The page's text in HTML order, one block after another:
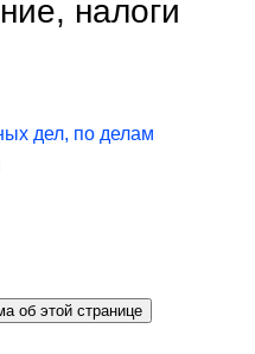
налоги
дел, по делам
об этой странице